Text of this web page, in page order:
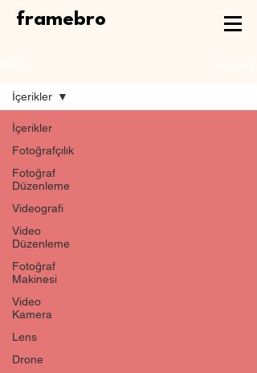
framebro
İçerikler
Fotoğrafçılık
Fotoğraf
Düzenleme
Videografi
Video
Düzenleme
Fotoğraf
Makinesi
Video
Kamera
Lens
Drone
İçerikler